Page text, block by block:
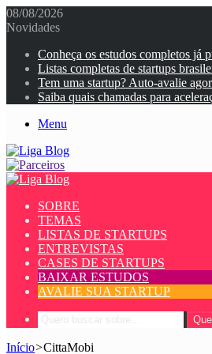
08/08/2026
Novidades
Conheça os estudos completos já
Listas completas de startups
Tem uma startup? Auto-avalie
Saiba quais chamadas para
Menu
SOBRE
TEMAS
LISTAS DE STARTUPS
ENTREVISTAS
CASES DE STARTUPS
BAIXAR ESTUDOS
AVALIE SUA STARTUP
Início>CittaMobi